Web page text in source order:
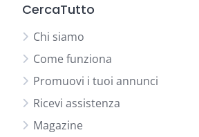
CercaTutto
Chi siamo
Come funziona
Promuovi i tuoi annunci
Ricevi assistenza
Magazine